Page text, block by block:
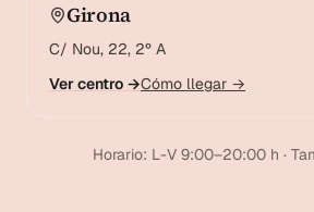
Girona
C/ Nou, 22, 2º A
Ver centro →Cómo llegar →
Horario: L-V 9:00–20:00 h ·